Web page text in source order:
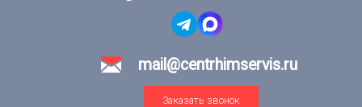
mail@centrhimservis.ru
Заказать звонок